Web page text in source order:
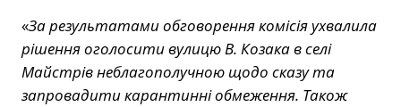
«За результатами обговорення комісія ухвалила
рішення оголосити вулицю В. Козака в селі
Майстрів неблагополучною щодо сказу та
запровадити карантинні обмеження. Також